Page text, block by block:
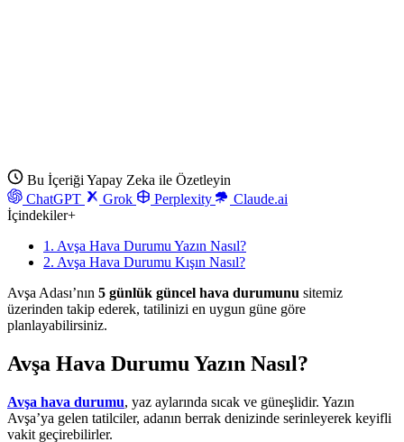
Bu İçeriği Yapay Zeka ile Özetleyin
ChatGPT
Grok Perplexity
Claude.ai
İçindekiler+
1. Avşa Hava Durumu Yazın Nasıl?
2. Avşa Hava Durumu Kışın Nasıl?
Avşa Adası’nın 5 günlük güncel hava durumunu sitemiz
üzerinden takip ederek, tatilinizi en uygun güne göre
planlayabilirsiniz.
Avşa Hava Durumu Yazın Nasıl?
Avşa hava durumu, yaz aylarında sıcak ve güneşlidir. Yazın
Avşa’ya gelen tatilciler, adanın berrak denizinde serinleyerek keyifli
vakit geçirebilirler.